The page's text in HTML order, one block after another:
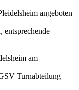
angeboten
entsprechende
am
Turnabteilung